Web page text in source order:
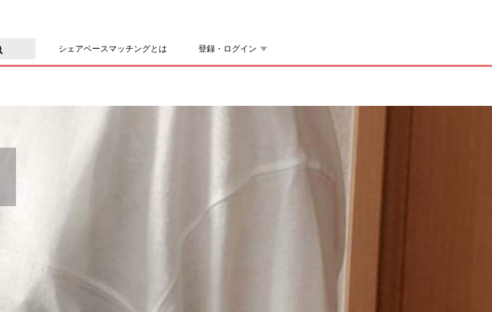
シェアベースマッチングとは 登録・ログイン